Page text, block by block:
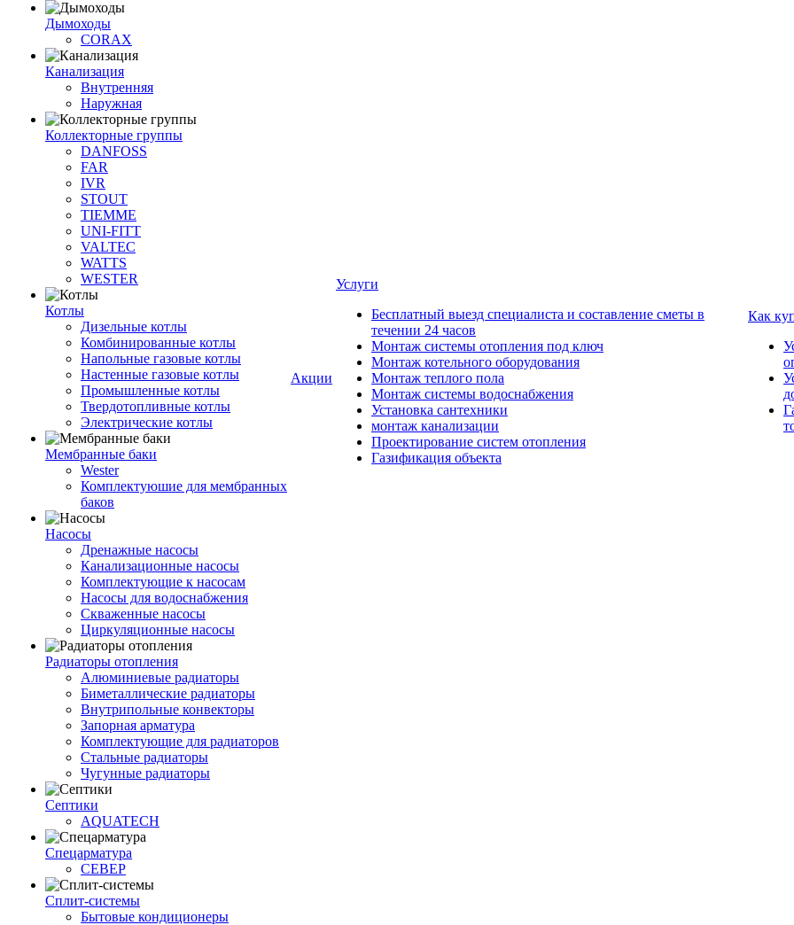
Дымоходы
CORAX
Канализация
Внутренняя
Наружная
Коллекторные группы
DANFOSS
FAR
IVR
STOUT
TIEMME
UNI-FITT
VALTEC
WATTS
WESTER
Котлы
Дизельные котлы
Комбинированные котлы
Напольные газовые котлы
Настенные газовые котлы
Промышленные котлы
Твердотопливные котлы
Электрические котлы
Мембранные баки
Wester
Комплектуюшие для мембранных
баков
Насосы
Дренажные насосы
Канализационные насосы
Комплектующие к насосам
Насосы для водоснабжения
Скваженные насосы
Циркуляционные насосы
Радиаторы отопления
Алюминиевые радиаторы
Биметаллические радиаторы
Внутрипольные конвекторы
Запорная арматура
Комплектующие для радиаторов
Стальные радиаторы
Чугунные радиаторы
Септики
AQUATECH
Спецарматура
СЕВЕР
Сплит-системы
Бытовые кондиционеры
Акции
Услуги
Бесплатный выезд специалиста и составление сметы в
течении 24 часов
Монтаж системы отопления под ключ
Монтаж котельного оборудования
Монтаж теплого пола
Монтаж системы водоснабжения
Установка сантехники
монтаж канализации
Проектирование систем отопления
Газификация объекта
Как